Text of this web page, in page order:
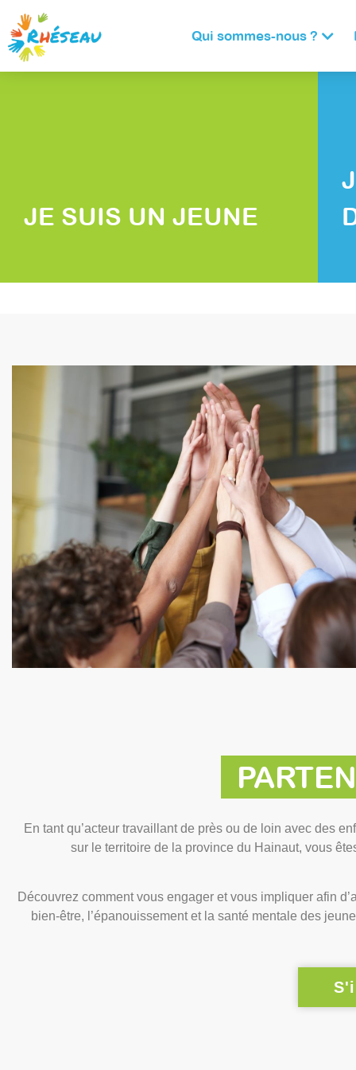
Qui sommes-nous ?
JE SUIS UN JEUNE
En tant qu’acteur travaillant de près ou de loin avec des
sur le territoire de la province du Hainaut, vous
Découvrez comment vous engager et vous impliquer afin
bien-être, l’épanouissement et la santé mentale des